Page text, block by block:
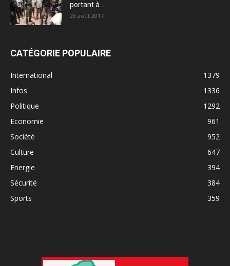
portant à...
28 août 2017
CATÉGORIE POPULAIRE
International
1379
Infos
1336
Politique
1292
Economie
961
Société
952
Culture
647
Energie
394
Sécurité
384
Sports
359